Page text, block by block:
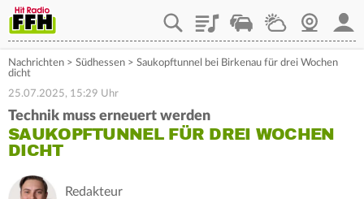
PlaylistStaupilotWetterWebcam
Nachrichten > Südhessen > Saukopftunnel bei Birkenau für drei Wochen
dicht
25.07.2025, 15:29 Uhr
Technik muss erneuert werden
SAUKOPFTUNNEL FÜR DREI WOCHEN
DICHT
Redakteur